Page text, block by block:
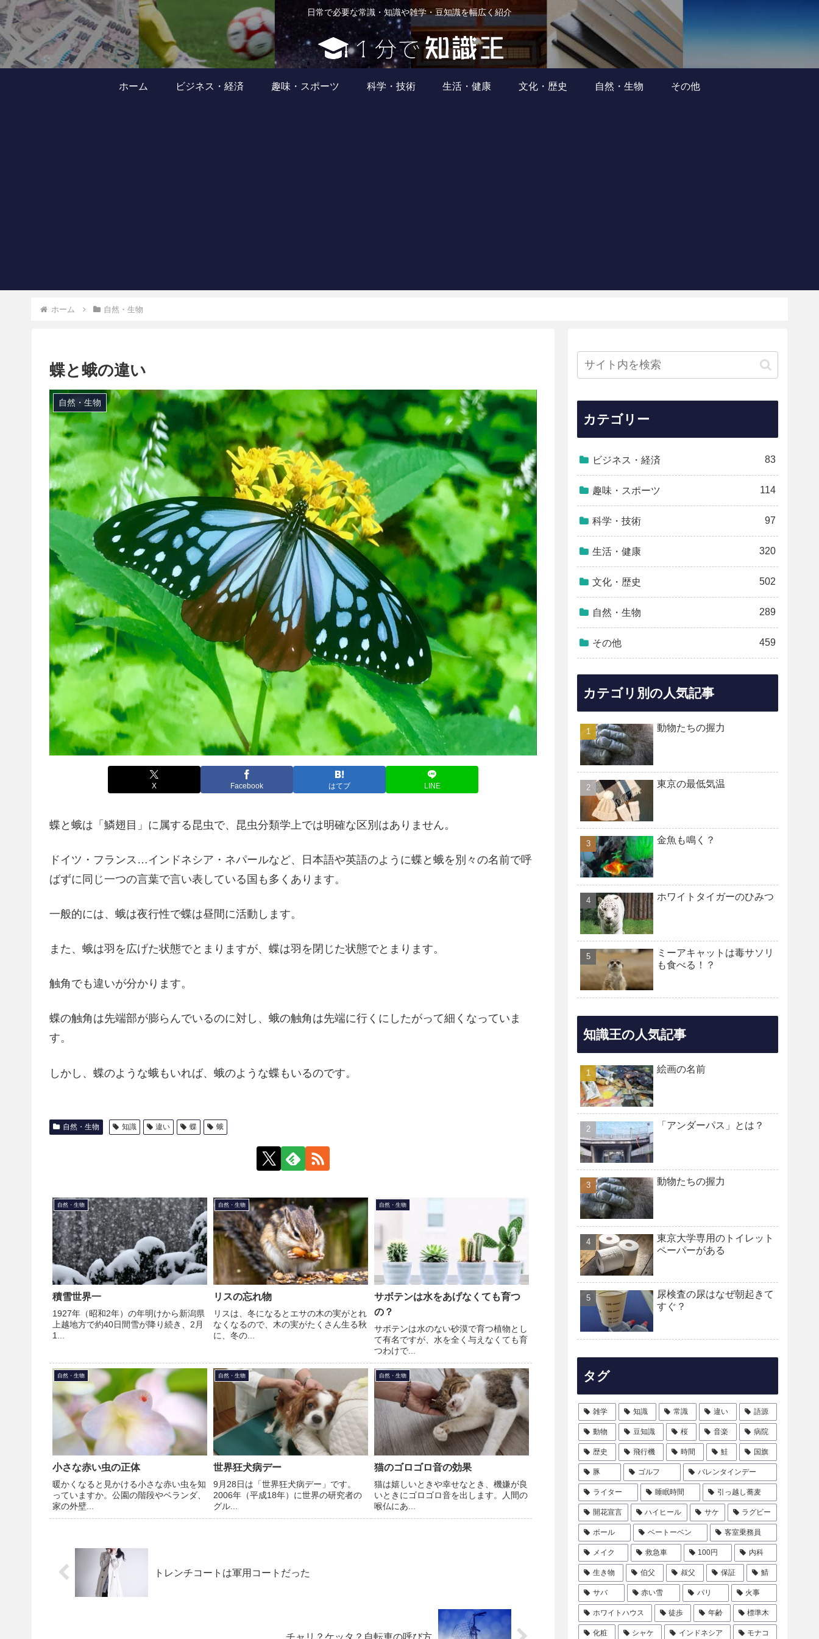
日常で必要な常識・知識や雑学・豆知識を幅広く紹介
ホーム ビジネス・経済 趣味・スポーツ 科学・技術 生活・健康 文化・歴史 自然・生物 その他
ホーム 自然・生物
蝶と蛾の違い
自然・生物
X Facebook はてブ LINE
蝶と蛾は「鱗翅目」に属する昆虫で、昆虫分類学上では明確な区別はありません。
ドイツ・フランス…インドネシア・ネパールなど、日本語や英語のように蝶と蛾を別々の名前で呼
ばずに同じ一つの言葉で言い表している国も多くあります。
一般的には、蛾は夜行性で蝶は昼間に活動します。
また、蛾は羽を広げた状態でとまりますが、蝶は羽を閉じた状態でとまります。
触角でも違いが分かります。
蝶の触角は先端部が膨らんでいるのに対し、蛾の触角は先端に行くにしたがって細くなっていま
す。
しかし、蝶のような蛾もいれば、蛾のような蝶もいるのです。
自然・生物 知識 違い 蝶 蛾
自然・生物
積雪世界一
1927年（昭和2年）の年明けから新潟県
上越地方で約40日間雪が降り続き、2月
1...
自然・生物
リスの忘れ物
リスは、冬になるとエサの木の実がとれ
なくなるので、木の実がたくさん生る秋
に、冬の...
自然・生物
サボテンは水をあげなくても育つ
の？
サボテンは水のない砂漠で育つ植物とし
て有名ですが、水を全く与えなくても育
つわけで...
自然・生物
小さな赤い虫の正体
暖かくなると見かける小さな赤い虫を知
っていますか。公園の階段やベランダ、
家の外壁...
自然・生物
世界狂犬病デー
9月28日は「世界狂犬病デー」です。
2006年（平成18年）に世界の研究者の
グル...
自然・生物
猫のゴロゴロ音の効果
猫は嬉しいときや幸せなとき、機嫌が良
いときにゴロゴロ音を出します。人間の
喉仏にあ...
トレンチコートは軍用コートだった
チャリ？ケッタ？自転車の呼び方
カテゴリー
ビジネス・経済 83
趣味・スポーツ 114
科学・技術 97
生活・健康 320
文化・歴史 502
自然・生物 289
その他 459
カテゴリ別の人気記事
動物たちの握力
東京の最低気温
金魚も鳴く？
ホワイトタイガーのひみつ
ミーアキャットは毒サソリ
も食べる！？
知識王の人気記事
絵画の名前
「アンダーパス」とは？
動物たちの握力
東京大学専用のトイレット
ペーパーがある
尿検査の尿はなぜ朝起きて
すぐ？
タグ
雑学 知識 常識 違い 語源
動物 豆知識 桜 音楽 病院
歴史 飛行機 時間 鮭 国旗
豚 ゴルフ バレンタインデー
ライター 睡眠時間 引っ越し蕎麦
開花宣言 ハイヒール サケ ラグビー
ボール ベートーベン 客室乗務員
メイク 救急車 100円 内科
生き物 伯父 叔父 保証 鯖
サバ 赤い雪 パリ 火事
ホワイトハウス 徒歩 年齢 標準木
化粧 シャケ インドネシア モナコ